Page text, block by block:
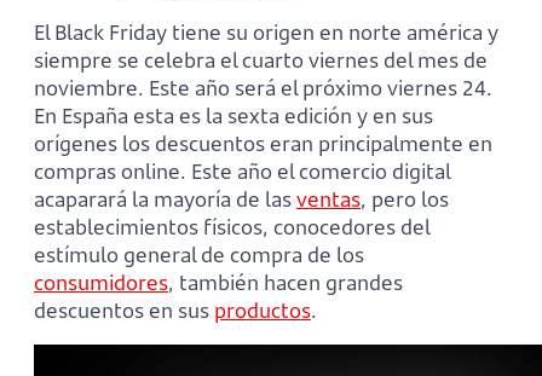
El Black Friday tiene su origen en norte américa y
siempre se celebra el cuarto viernes del mes de
noviembre. Este año será el próximo viernes 24.
En España esta es la sexta edición y en sus
orígenes los descuentos eran principalmente en
compras online. Este año el comercio digital
acaparará la mayoría de lasventas, pero los
establecimientos físicos, conocedores del
estímulo general de compra de los
consumidores, también hacen grandes
descuentos en sus productos.